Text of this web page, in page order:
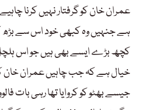
عمران خان کو گرفتار نہیں کرنا چاہیے
ہے جنہیں وہ کبھی خود اس سے
کچھ بڑے ایسے بھی ہیں جو اس ہلچل
خیال ہے کہ جب چاہیں عمران خان
جیسے بھٹو کو کروایا تھا رہی بات